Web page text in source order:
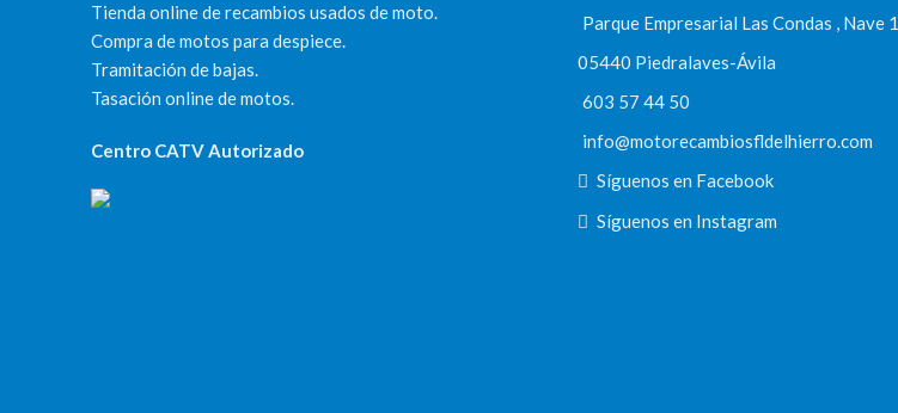
Tienda online de recambios usados de moto.
Compra de motos para despiece.
Tramitación de bajas.
Tasación online de motos.
Centro CATV Autorizado
Parque Empresarial Las Condas , Nave 1
05440 Piedralaves-Ávila
603 57 44 50
info@motorecambiosfldelhierro.com
Síguenos en Facebook
Síguenos en Instagram